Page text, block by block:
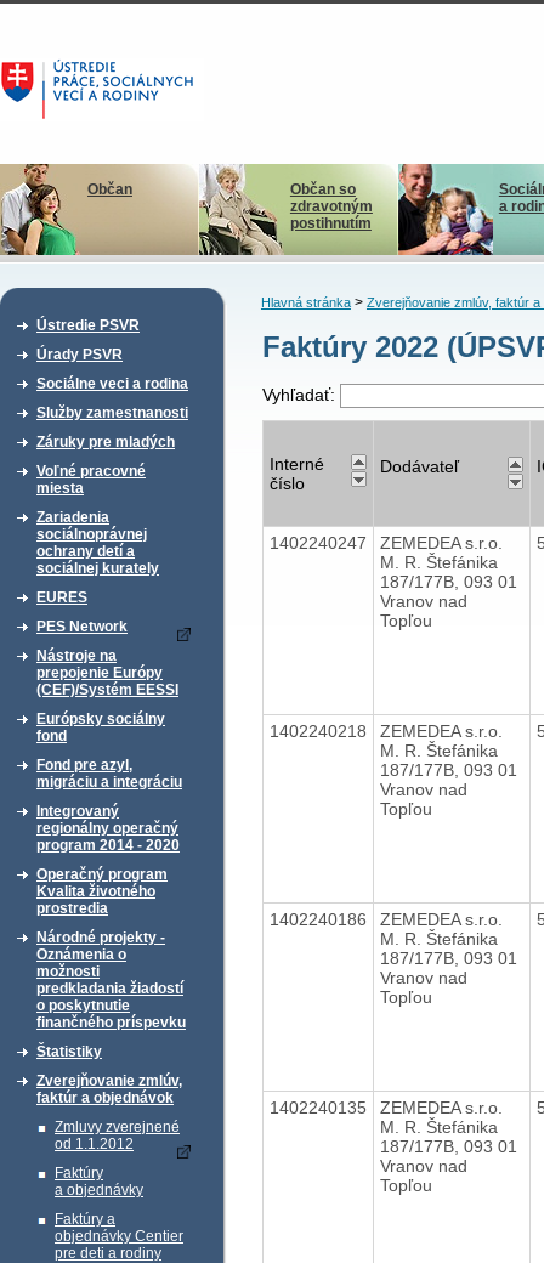
Občan
Občan so
zdravotným
postihnutím
a
Ústredie PSVR
Úrady PSVR
Sociálne veci a rodina
Služby zamestnanosti
Záruky pre mladých
Voľné pracovné
miesta
Zariadenia
sociálnoprávnej
ochrany detí a
sociálnej kurately
EURES
PES Network
Nástroje na
prepojenie Európy
(CEF)/Systém EESSI
Európsky sociálny
fond
Fond pre azyl,
migráciu a integráciu
Integrovaný
regionálny operačný
program 2014 - 2020
Operačný program
Kvalita životného
prostredia
Národné projekty -
Oznámenia o
možnosti
predkladania žiadostí
o poskytnutie
finančného príspevku
Štatistiky
Zverejňovanie zmlúv,
faktúr a objednávok
Zmluvy zverejnené
od 1.1.2012
Faktúry
a objednávky
Faktúry a
objednávky Centier
pre deti a rodiny
Hlavná stránka> Zverejňovanie zmlúv, faktúr a
Faktúry 2022
Vyhľadať:
Interné
číslo
Dodávateľ
1402240247
ZEMEDEA s.r.o.
M. R. Štefánika
187/177B, 093 01
Vranov nad
Topľou
1402240218
ZEMEDEA s.r.o.
M. R. Štefánika
187/177B, 093 01
Vranov nad
Topľou
1402240186
ZEMEDEA s.r.o.
M. R. Štefánika
187/177B, 093 01
Vranov nad
Topľou
1402240135
ZEMEDEA s.r.o.
M. R. Štefánika
187/177B, 093 01
Vranov nad
Topľou